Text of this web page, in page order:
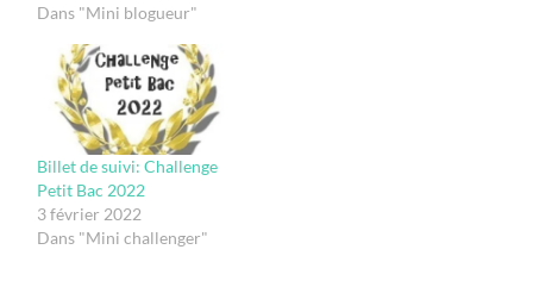
Dans "Mini blogueur"
Billet de suivi: Challenge
Petit Bac 2022
3 février 2022
Dans "Mini challenger"